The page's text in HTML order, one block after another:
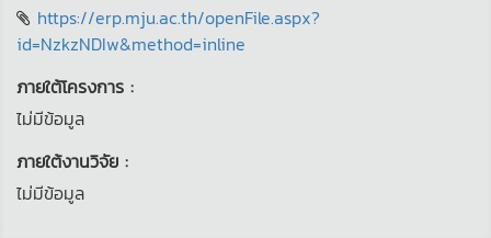
https://erp.mju.ac.th/openFile.aspx?
id=NzkzNDIw&method=inline
ภายใต้โครงการ :
ไม่มีข้อมูล
ภายใต้งานวิจัย :
ไม่มีข้อมูล